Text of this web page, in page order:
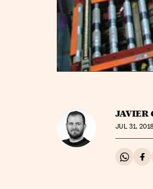
JAVIER
JUL31,